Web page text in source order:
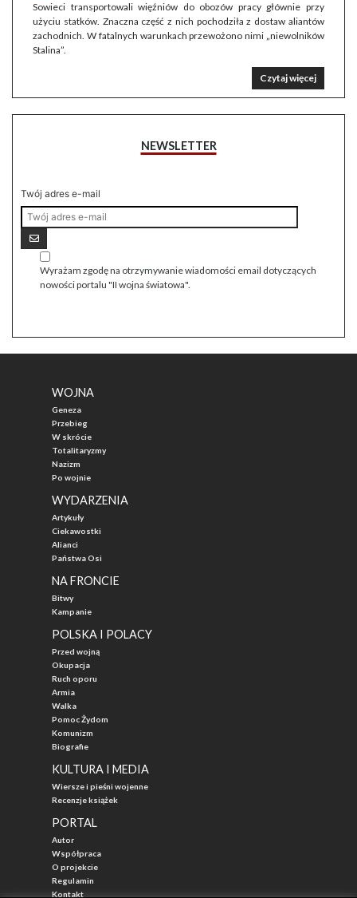
Sowieci transportowali więźniów do obozów pracy głównie przy
użyciu statków. Znaczna część z nich pochodziła z dostaw aliantów
zachodnich. W fatalnych warunkach przewożono nimi „niewolników
Stalina”.
Czytaj więcej
NEWSLETTER
Twój adres e-mail
Wyrażam zgodę na otrzymywanie wiadomości email dotyczących
nowości portalu "II wojna światowa".
WOJNA
Geneza
Przebieg
W skrócie
Totalitaryzmy
Nazizm
Po wojnie
WYDARZENIA
Artykuły
Ciekawostki
Alianci
Państwa Osi
NA FRONCIE
Bitwy
Kampanie
POLSKA I POLACY
Przed wojną
Okupacja
Ruch oporu
Armia
Walka
Pomoc Żydom
Komunizm
Biografie
KULTURA I MEDIA
Wiersze i pieśni wojenne
Recenzje książek
PORTAL
Autor
Współpraca
O projekcie
Regulamin
Kontakt